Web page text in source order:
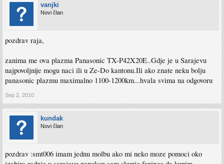
vanjki
Novi član
pozdrav raja,
zanima me ova plazma Panasonic TX-P42X20E..Gdje je u Sarajevu
najpovoljnije mogu naci ili u Ze-Do kantonu.Ili ako znate neku bolju
panasonic plazmu maximalno 1100-1200km...hvala svima na odgovoru
Sep 2, 2010
kundak
Novi član
pozdrav :smt006 imam jednu molbu ako mi neko moze pomoci oko